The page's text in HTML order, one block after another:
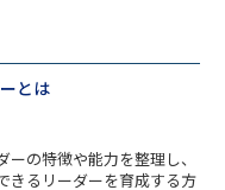
とは
の特徴や能力を整理し、
きるリーダーを育成する方